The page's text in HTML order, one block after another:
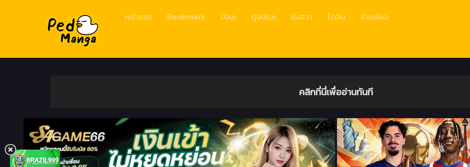
หน้าแรก Bookmark มังงะ ดูอนิเมะ มังฮวา โดจิน อ่านมังงะ
คลิกที่นี่เพื่ออ่านทันที